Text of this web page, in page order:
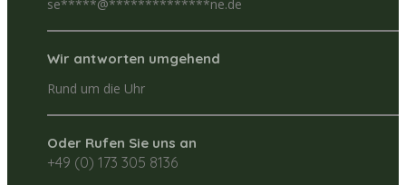
se*****@**************ne.de
Wir antworten umgehend
Rund um die Uhr
Oder Rufen Sie uns an
+49 (0) 173 305 8136